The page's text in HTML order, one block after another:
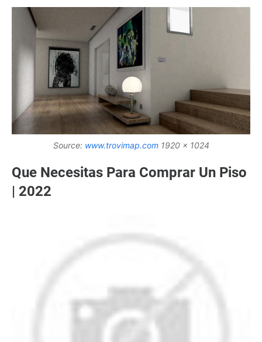
Source: www.trovimap.com1920 x 1024
Que Necesitas Para Comprar Un Piso
| 2022